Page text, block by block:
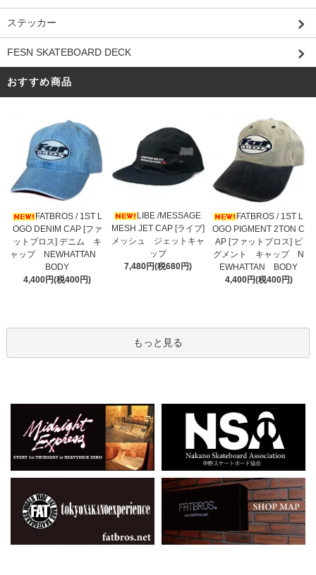
ステッカー
FESN SKATEBOARD DECK
おすすめ商品
FATBROS / 1ST L
OGO DENIM CAP [ファ
ットブロス] デニム キ
ャップ NEWHATTAN
BODY
4,400円(税400円)
LIBE /MESSAGE
MESH JET CAP [ライブ]
メッシュ ジェットキャ
ップ
7,480円(税680円)
FATBROS / 1ST L
OGO PIGMENT 2TON C
AP [ファットブロス] ピ
グメント キャップ N
EWHATTAN BODY
4,400円(税400円)
もっと見る